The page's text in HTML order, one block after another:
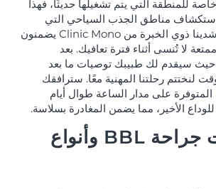
للمنطقة التي يتم تشغيلها حديثًا، فهذا
مناطق الجذب السياحي التي
توفرها تركيا . دع مرشدينا ذوي الخبرة من Clinic Mono يضمنون
لا تُنسى أثناء فترة تعافيك. بعد
حيث سيقدم لك طبيبك توصيات ما بعد
لنختتم رحلتنا المهنية معًا. سترافقك
على مدار الساعة طوال أيام
الأخير، مما يضمن المغادرة بسلاسة.
أنواع تقنيات جراحة BBL وأنواع